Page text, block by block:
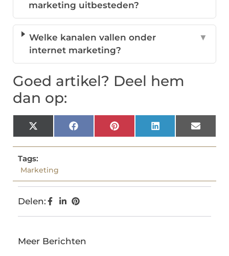
marketing uitbesteden?
Welke kanalen vallen onder
internet marketing?
▼
Goed artikel? Deel hem
dan op:
X
(Twitter)
FacebookPinterestLinkedInEmail
Tags:
Marketing
Delen:
Meer Berichten